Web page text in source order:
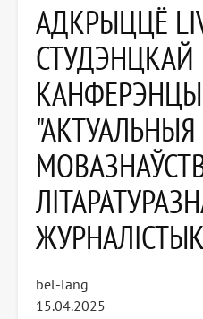
АДКРЫЦЦЁ
bel-lang
15.04.2025